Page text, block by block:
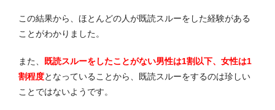
この結果から、ほとんどの人が既読スルーをした経験がある
ことがわかりました。
また、
既読スルーをしたことがない男性は1割以下、女性は1
割程度となっていることから、既読スルーをするのは珍しい
ことではないようです。